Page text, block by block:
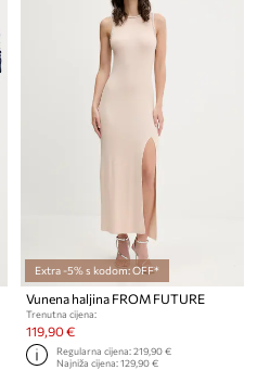
Extra -5% s kodom: OFF*
Vunena haljina FROM FUTURE
Trenutna cijena:
119,90 €
Regularna cijena:219,90 €
Najniža cijena:129,90 €